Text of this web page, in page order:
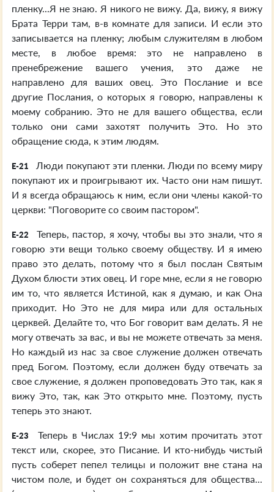
пленку...Я не знаю. Я никого не вижу. Да, вижу, я вижу
Брата Терри там, в-в комнате для записи. И если это
записывается на пленку; любым служителям в любом
месте, в любое время: это не направлено в
пренебрежение вашего учения, это даже не
направлено для ваших овец. Это Послание и все
другие Послания, о которых я говорю, направлены к
моему собранию. Это не для вашего общества, если
только они сами захотят получить Это. Но это
обращение сюда, к этим людям.
E-21
Люди покупают эти пленки. Люди по всему миру
покупают их и проигрывают их. Часто они нам пишут.
И я всегда обращаюсь к ним, если они члены какой-то
церкви: "Поговорите со своим пастором".
E-22
Теперь, пастор, я хочу, чтобы вы это знали, что я
говорю эти вещи только своему обществу. И я имею
право это делать, потому что я был послан Святым
Духом блюсти этих овец. И горе мне, если я не говорю
им то, что является Истиной, как я думаю, и как Она
приходит. Но Это не для мира или для остальных
церквей. Делайте то, что Бог говорит вам делать. Я не
могу отвечать за вас, и вы не можете отвечать за меня.
Но каждый из нас за свое служение должен отвечать
пред Богом. Поэтому, если должен буду отвечать за
свое служение, я должен проповедовать Это так, как я
вижу Это, так, как Это открыто мне. Поэтому, пусть
теперь это знают.
E-23
Теперь в Числах 19:9 мы хотим прочитать этот
текст или, скорее, это Писание. И кто-нибудь чистый
пусть соберет пепел телицы и положит вне стана на
чистом поле, и будет он сохраняться для общества...